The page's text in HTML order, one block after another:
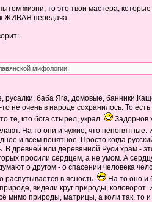
жизни, то это твои мастера,
ЖИВАЯ передача.
мифологии.
баба Яга, домовые,
не очень в народе сохранилось. То
те, кто бога стырел, украл.
Задорнов
На то они и чужие, что
и всем понятное. Просто когда
В древней или деревянной Руси храм
просили сердцем, а не умом. А
о другом - о спасении человека
распутывается в ясность.
На то оно и
видели круг природы,
мимо природы, матрицы, а коли так, то